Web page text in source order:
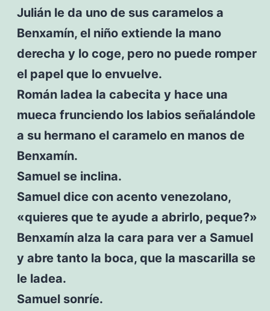
Julián le da uno de sus caramelos a
Benxamín, el niño extiende la mano
derecha y lo coge, pero no puede romper
el papel que lo envuelve.
Román ladea la cabecita y hace una
mueca frunciendo los labios señalándole
a su hermano el caramelo en manos de
Benxamín.
Samuel se inclina.
Samuel dice con acento venezolano,
«quieres que te ayude a abrirlo, peque?»
Benxamín alza la cara para ver a Samuel
y abre tanto la boca, que la mascarilla se
le ladea.
Samuel sonríe.